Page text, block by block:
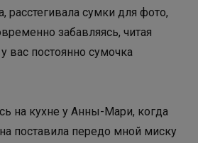
расстегивала сумки для фото,
забавляясь, читая
вас постоянно сумочка
на кухне у Анны-Мари, когда
поставила передо мной миску